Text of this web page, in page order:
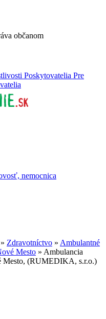
občanom
Poskytovatelia Pre
nemocnica
» Zdravotníctvo » Ambulantné
Mesto » Ambulancia
Mesto, (RUMEDIKA, s.r.o.)